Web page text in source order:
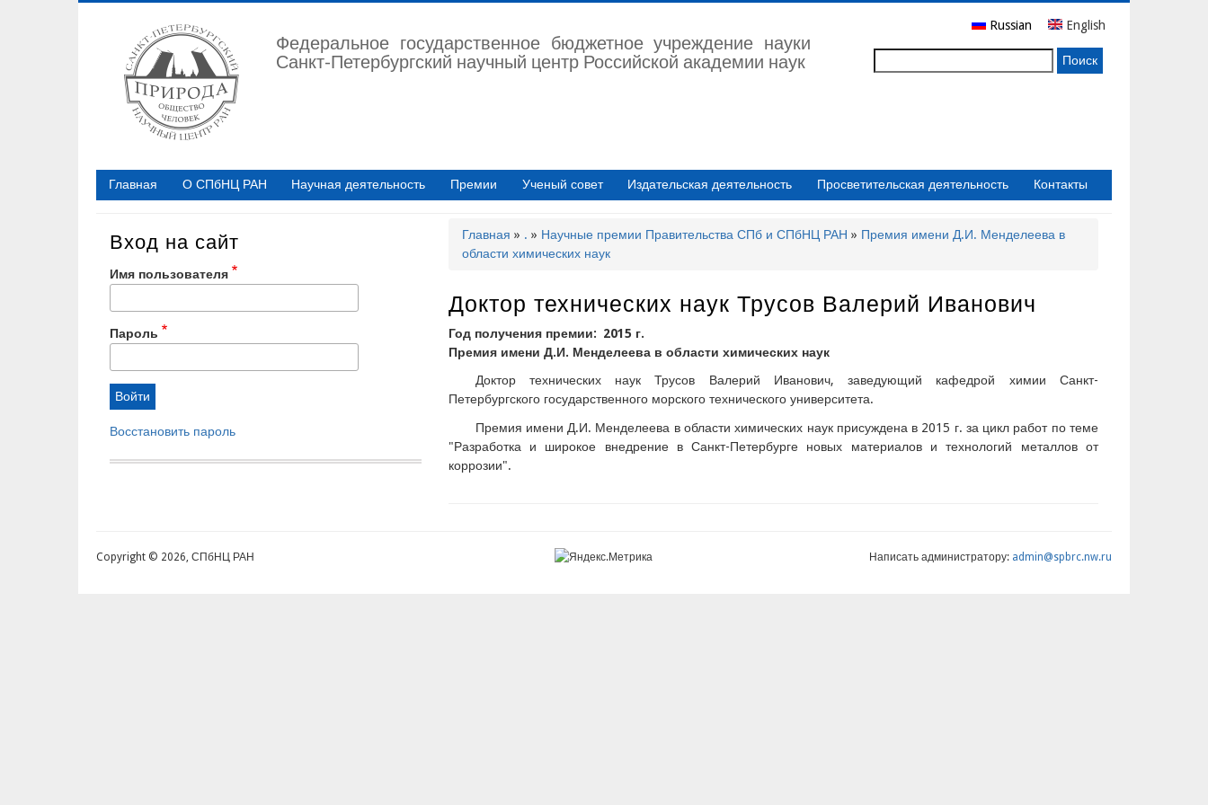
Федеральное государственное бюджетное учреждение науки
Санкт-Петербургский научный центр Российской академии наук
Russian English
Главная О СПбНЦ РАН Научная деятельность Премии Ученый совет Издательская деятельность Просветительская деятельность Контакты
Вход на сайт
Имя пользователя
Пароль
Восстановить пароль
Строка
Главная . Научные премии Правительства СПб и СПбНЦ РАН
Премия имени Д.И. Менделеева в
области химических наук
Доктор технических наук Трусов Валерий Иванович
Год получения премии
2015 г.
Премия имени Д.И. Менделеева в области химических наук
Доктор технических наук Трусов Валерий Иванович, заведующий кафедрой химии Санкт-
Петербургского государственного морского технического университета.
Премия имени Д.И. Менделеева в области химических наук присуждена в 2015 г. за цикл работ по теме
"Разработка и широкое внедрение в Санкт-Петербурге новых материалов и технологий металлов от
коррозии".
Copyright © 2026, СПбНЦ РАН Написать администратору: admin@spbrc.nw.ru